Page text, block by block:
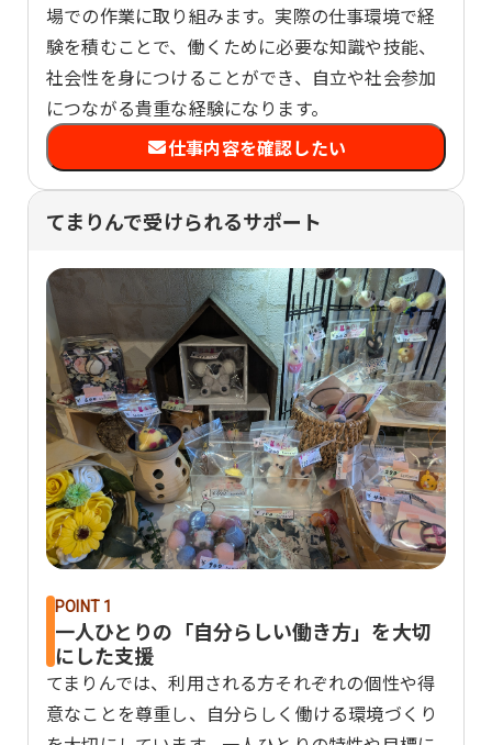
場での作業に取り組みます。実際の仕事環境で経
験を積むことで、働くために必要な知識や技能、
社会性を身につけることができ、自立や社会参加
につながる貴重な経験になります。
仕事内容を確認したい
てまりんで受けられるサポート
POINT 1
一人ひとりの「自分らしい働き方」を大切
にした支援
てまりんでは、利用される方それぞれの個性や得
意なことを尊重し、自分らしく働ける環境づくり